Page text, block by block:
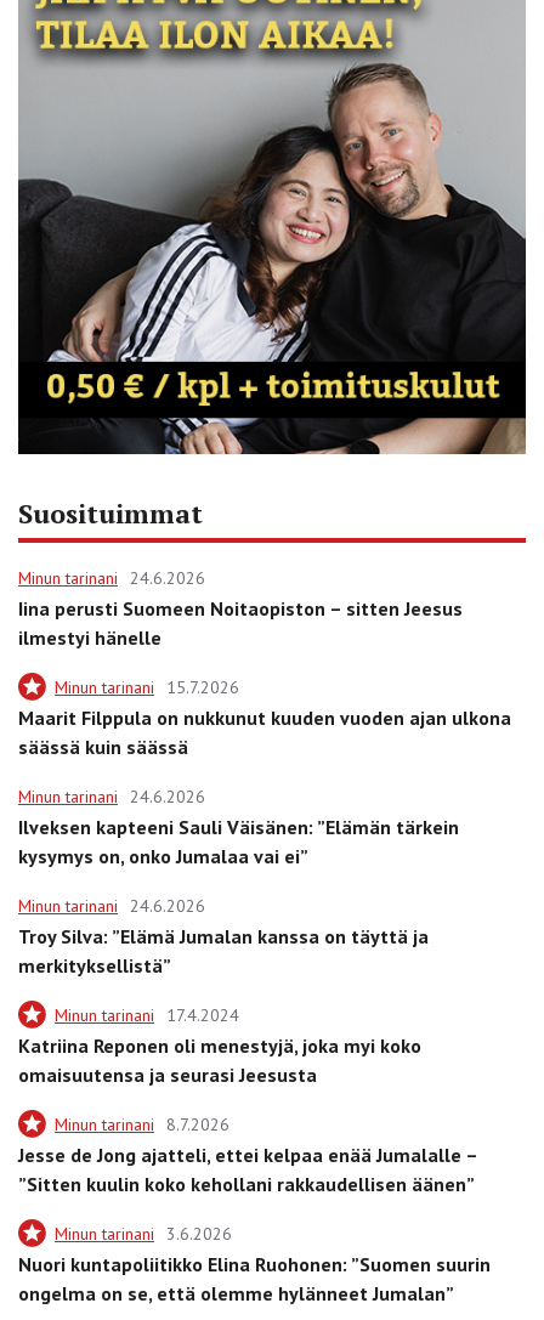
Suosituimmat
Minun tarinani 24.6.2026
Iina perusti Suomeen Noitaopiston – sitten Jeesus
ilmestyi hänelle
Minun tarinani 15.7.2026
Maarit Filppula on nukkunut kuuden vuoden ajan ulkona
säässä kuin säässä
Minun tarinani 24.6.2026
Ilveksen kapteeni Sauli Väisänen: ”Elämän tärkein
kysymys on, onko Jumalaa vai ei”
Minun tarinani 24.6.2026
Troy Silva: ”Elämä Jumalan kanssa on täyttä ja
merkityksellistä”
Minun tarinani 17.4.2024
Katriina Reponen oli menestyjä, joka myi koko
omaisuutensa ja seurasi Jeesusta
Minun tarinani 8.7.2026
Jesse de Jong ajatteli, ettei kelpaa enää Jumalalle –
”Sitten kuulin koko kehollani rakkaudellisen äänen”
Minun tarinani 3.6.2026
Nuori kuntapoliitikko Elina Ruohonen: ”Suomen suurin
ongelma on se, että olemme hylänneet Jumalan”